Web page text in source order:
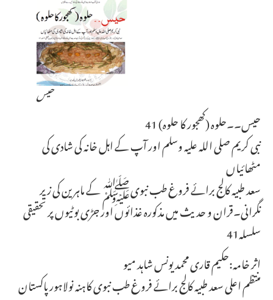
حیس
41 حیس۔۔حلوہ (کھجور کا حلوہ)
نبی کریم صلی اللہ علیہ وسلم اور آپ کے اہل خانہ کی شادی کی
مٹھائیاں
سعد طبیہ کالج برائے فروغ طب نبویﷺ کے ماہرین کی زیر
نگرانی۔قران و حدیث میں مذکورہ غذائوں اور جڑی بوٹیوں پر تحقیقی
سلسلہ41
اثر خامہ:حکیم قاری محمد یونس شاہد میو
منتظم اعلی سعد طبیہ کالج برائے فروغ طب نبوی کاہنہ نولاہور پاکستان